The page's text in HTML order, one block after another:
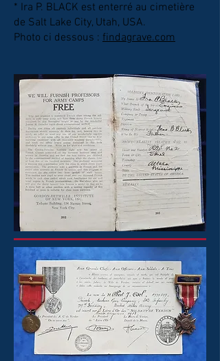
* Ira P. BLACK est enterré au cimetière
de Salt Lake City, Utah, USA.
Photo ci dessous : findagrave.com